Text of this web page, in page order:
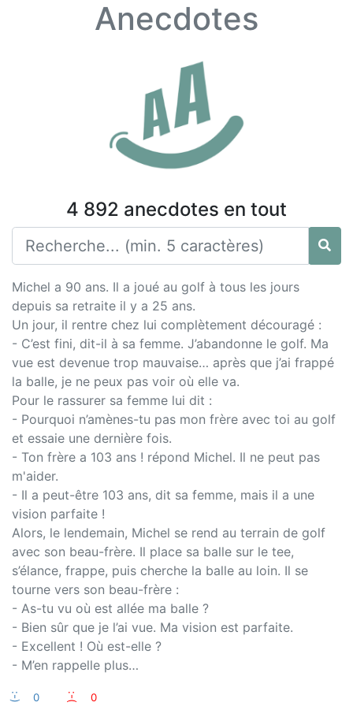
Anecdotes
4 892 anecdotes en tout
Michel a 90 ans. Il a joué au golf à tous les jours
depuis sa retraite il y a 25 ans.
Un jour, il rentre chez lui complètement découragé :
- C’est fini, dit-il à sa femme. J’abandonne le golf. Ma
vue est devenue trop mauvaise… après que j’ai frappé
la balle, je ne peux pas voir où elle va.
Pour le rassurer sa femme lui dit :
- Pourquoi n’amènes-tu pas mon frère avec toi au golf
et essaie une dernière fois.
- Ton frère a 103 ans ! répond Michel. Il ne peut pas
m'aider.
- Il a peut-être 103 ans, dit sa femme, mais il a une
vision parfaite !
Alors, le lendemain, Michel se rend au terrain de golf
avec son beau-frère. Il place sa balle sur le tee,
s’élance, frappe, puis cherche la balle au loin. Il se
tourne vers son beau-frère :
- As-tu vu où est allée ma balle ?
- Bien sûr que je l’ai vue. Ma vision est parfaite.
- Excellent ! Où est-elle ?
- M’en rappelle plus…
:-) 0 :-( 0